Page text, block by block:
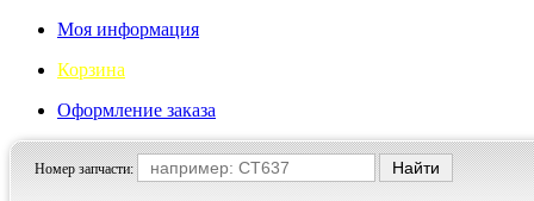
Моя информация
Корзина
Оформление заказа
Номер запчасти: